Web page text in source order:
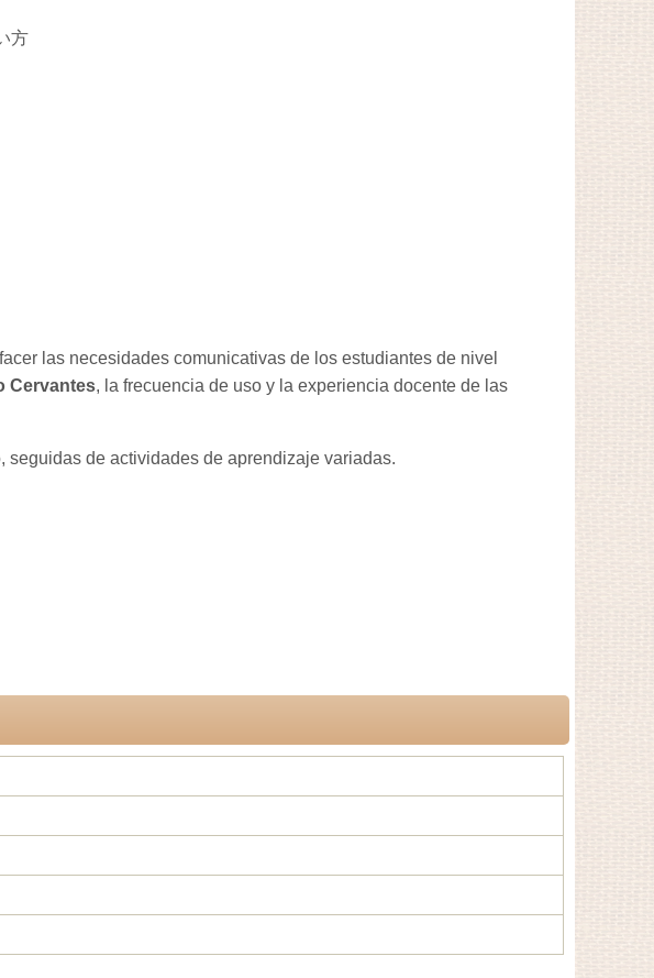
方
las necesidades comunicativas de los estudiantes de nivel
Cervantes, la frecuencia de uso y la experiencia docente de las
seguidas de actividades de aprendizaje variadas.